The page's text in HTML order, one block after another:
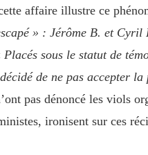
affaire illustre ce
» : Jérôme B. et Cyril
Placés sous le statut de
de ne pas accepter
pas dénoncé les viols
ironisent sur ces